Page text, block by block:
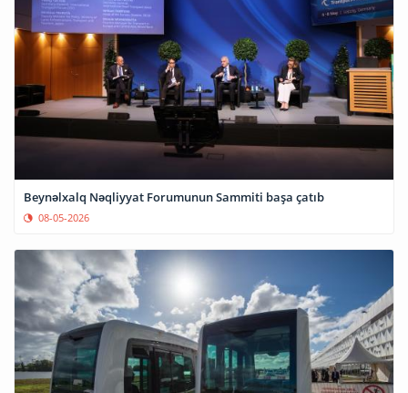
Beynəlxalq Nəqliyyat Forumunun Sammiti başa çatıb
08-05-2026